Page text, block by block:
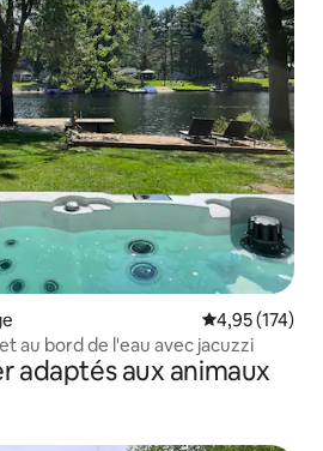
Note
4,95 (174)
au bord de l'eau avec jacuzzi
adaptés aux animaux